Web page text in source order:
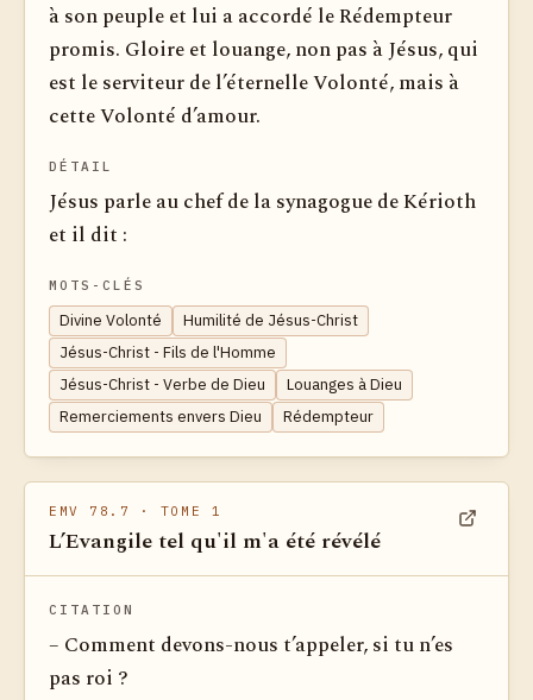
à son peuple et lui a accordé le Rédempteur
promis. Gloire et louange, non pas à Jésus, qui
est le serviteur de l’éternelle Volonté, mais à
cette Volonté d’amour.
DÉTAIL
Jésus parle au chef de la synagogue de Kérioth
et il dit :
MOTS-CLÉS
Divine Volonté
Humilité de Jésus-Christ
Jésus-Christ - Fils de l'Homme
Jésus-Christ - Verbe de Dieu
Louanges à Dieu
Remerciements envers Dieu
Rédempteur
EMV 78.7 · TOME 1
L’Evangile tel qu'il m'a été révélé
CITATION
– Comment devons-nous t’appeler, si tu n’es
pas roi ?